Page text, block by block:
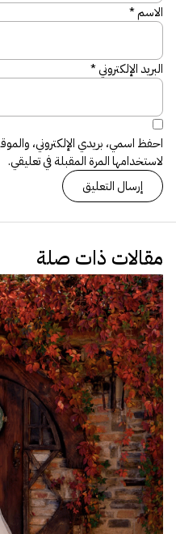
الاسم*
البريد الإلكتروني*
احفظ اسمي، بريدي الإلكتروني،
لاستخدامها المرة المقبلة في تعليقي.
مقالات ذات صلة